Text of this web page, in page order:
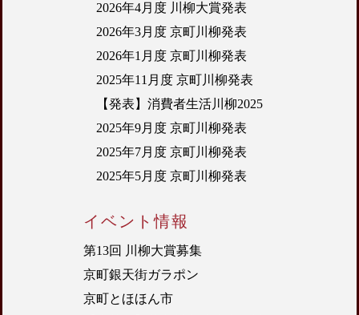
イベント情報
第13回 川柳大賞募集
京町銀天街ガラポン
京町とほほん市
2026年4月度 川柳大賞発表
2026年3月度 京町川柳発表
2026年1月度 京町川柳発表
2025年11月度 京町川柳発表
【発表】消費者生活川柳2025
2025年9月度 京町川柳発表
2025年7月度 京町川柳発表
2025年5月度 京町川柳発表